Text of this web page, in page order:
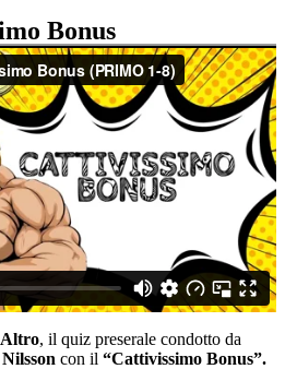
Bonus
, il quiz preserale condotto da
con il “Cattivissimo Bonus”.